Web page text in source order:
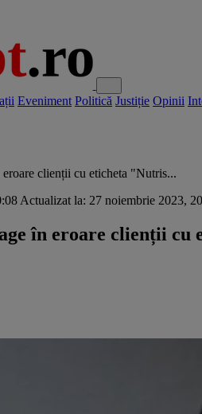
Eveniment Politică Justiție Opinii
clienții cu eticheta "Nutris...
Actualizat la: 27 noiembrie 2023,
în eroare clienții